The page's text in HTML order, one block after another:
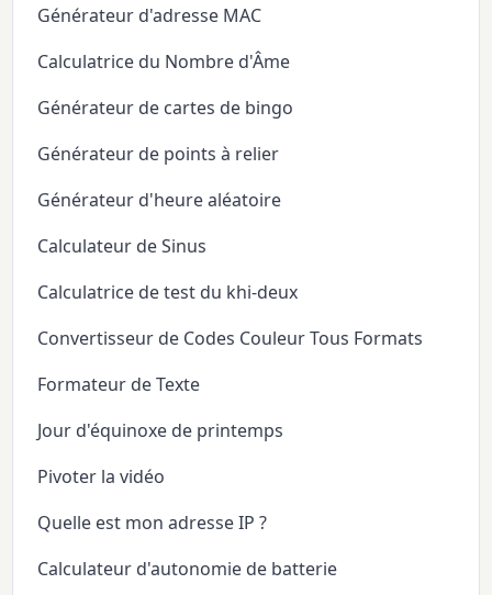
Générateur d'adresse MAC
Calculatrice du Nombre d'Âme
Générateur de cartes de bingo
Générateur de points à relier
Générateur d'heure aléatoire
Calculateur de Sinus
Calculatrice de test du khi-deux
Convertisseur de Codes Couleur Tous Formats
Formateur de Texte
Jour d'équinoxe de printemps
Pivoter la vidéo
Quelle est mon adresse IP ?
Calculateur d'autonomie de batterie